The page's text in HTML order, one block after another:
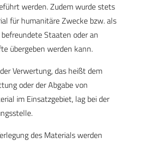
werden. Zudem wurde stets
für humanitäre Zwecke bzw. als
Staaten oder an
übergeben werden kann.
Verwertung, das heißt dem
oder der Abgabe von
im Einsatzgebiet, lag bei der
des Materials werden